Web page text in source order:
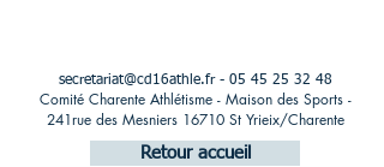
secretariat@cd16athle.fr- 05 45 25 32 48
Comité Charente Athlétisme - Maison des Sports -
241rue des Mesniers 16710 St Yrieix/Charente
Retour accueil